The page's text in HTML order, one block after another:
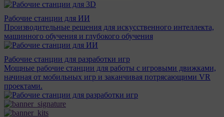
Рабочие станции для ИИ
Производительные решения для искусственного интеллекта,
машинного обучения и глубокого обучения
Рабочие станции для разработки игр
Мощные рабочие станции для работы с игровыми движками,
начиная от мобильных игр и заканчивая потрясающими VR
проектами.